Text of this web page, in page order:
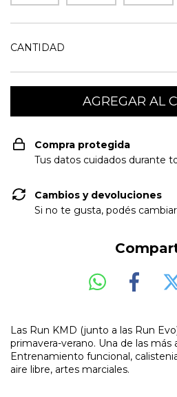
CANTIDAD
Compra protegida
Tus datos cuidados durante
Cambios y devoluciones
Si no te gusta, podés
Las Run KMD (junto a las Run
primavera-verano. Una de las más
Entrenamiento funcional,
aire libre, artes marciales.